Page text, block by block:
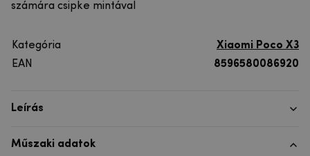
számára csipke mintával
Kategória
Xiaomi Poco X3
EAN
8596580086920
Leírás
Műszaki adatok